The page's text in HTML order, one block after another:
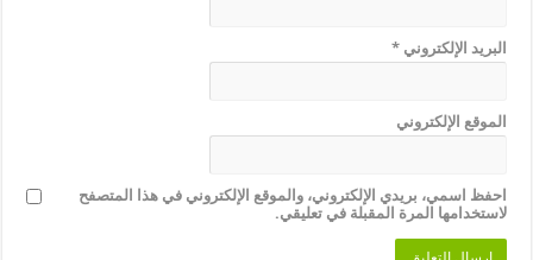
البريد الإلكتروني*
الموقع الإلكتروني
احفظ اسمي، بريدي الإلكتروني، والموقع الإلكتروني في هذا المتصفح
لاستخدامها المرة المقبلة في تعليقي.